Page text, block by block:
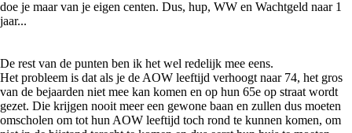
doe je maar van je eigen centen. Dus, hup, WW en Wachtgeld naar 1
jaar...
De rest van de punten ben ik het wel redelijk mee eens.
Het probleem is dat als je de AOW leeftijd verhoogt naar 74, het gros
van de bejaarden niet mee kan komen en op hun 65e op straat wordt
gezet. Die krijgen nooit meer een gewone baan en zullen dus moeten
omscholen om tot hun AOW leeftijd toch rond te kunnen komen, om